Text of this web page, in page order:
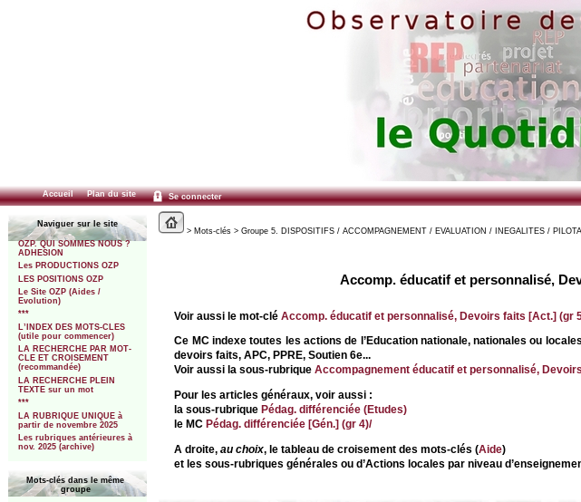
Accueil Plan du site Se connecter
Naviguer sur le site
OZP. QUI SOMMES NOUS ?
ADHESION
Les PRODUCTIONS OZP
LES POSITIONS OZP
Le Site OZP (Aides /
Evolution)
***
L’INDEX DES MOTS-CLES
(utile pour commencer)
LA RECHERCHE PAR MOT-
CLE ET CROISEMENT
(recommandée)
LA RECHERCHE PLEIN
TEXTE sur un mot
***
LA RUBRIQUE UNIQUE à
partir de novembre 2025
Les rubriques antérieures à
nov. 2025 (archive)
Mots-clés dans le même
groupe
> Mots-clés > Groupe 5. DISPOSITIFS / ACCOMPAGNEMENT / EVALUATION / INEGALITES /
Accomp. éducatif et personnalisé,
Voir aussi le mot-clé Accomp. éducatif et personnalisé, Devoirs faits [Act.] (gr
Ce MC indexe toutes les actions de l’Education nationale, nationales ou
devoirs faits, APC, PPRE, Soutien 6e...
Voir aussi la sous-rubriqueAccompagnement éducatif et personnalisé,
Pour les articles généraux, voir aussi :
la sous-rubriquePédag. différenciée (Etudes)
le MCPédag. différenciée [Gén.] (gr 4)/
A droite,au choix , le tableau de croisement des mots-clés (Aide)
et les sous-rubriques générales ou d’Actions locales par niveau